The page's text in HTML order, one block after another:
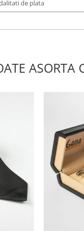
de plata
ASORTA